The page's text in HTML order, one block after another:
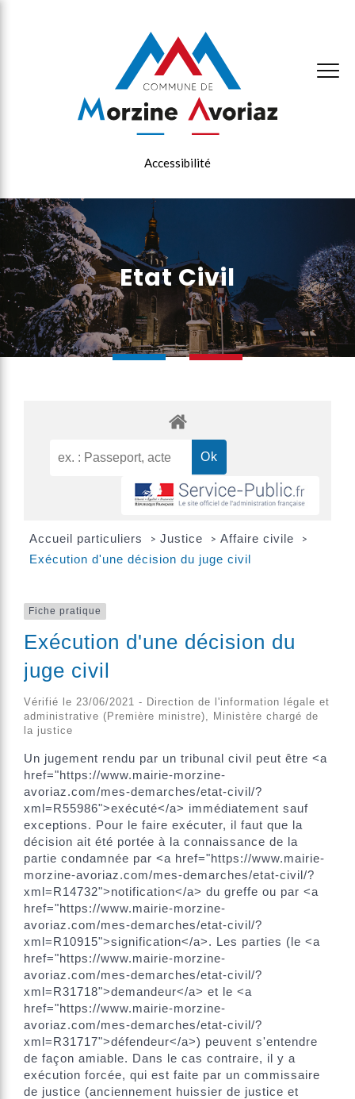
Accessibilité
Etat Civil
Accueil particuliers > Justice > Affaire civile >
Exécution d'une décision du juge civil
Fiche pratique
Exécution d'une décision du
juge civil
Vérifié le 23/06/2021 - Direction de l'information légale et
administrative (Première ministre), Ministère chargé de
la justice
Un jugement rendu par un tribunal civil peut être <a
href="https://www.mairie-morzine-
avoriaz.com/mes-demarches/etat-civil/?
xml=R55986">exécuté</a> immédiatement sauf
exceptions. Pour le faire exécuter, il faut que la
décision ait été portée à la connaissance de la
partie condamnée par <a href="https://www.mairie-
morzine-avoriaz.com/mes-demarches/etat-civil/?
xml=R14732">notification</a> du greffe ou par <a
href="https://www.mairie-morzine-
avoriaz.com/mes-demarches/etat-civil/?
xml=R10915">signification</a>. Les parties (le <a
href="https://www.mairie-morzine-
avoriaz.com/mes-demarches/etat-civil/?
xml=R31718">demandeur</a> et le <a
href="https://www.mairie-morzine-
avoriaz.com/mes-demarches/etat-civil/?
xml=R31717">défendeur</a>) peuvent s'entendre
de façon amiable. Dans le cas contraire, il y a
exécution forcée, qui est faite par un commissaire
de justice (anciennement huissier de justice et